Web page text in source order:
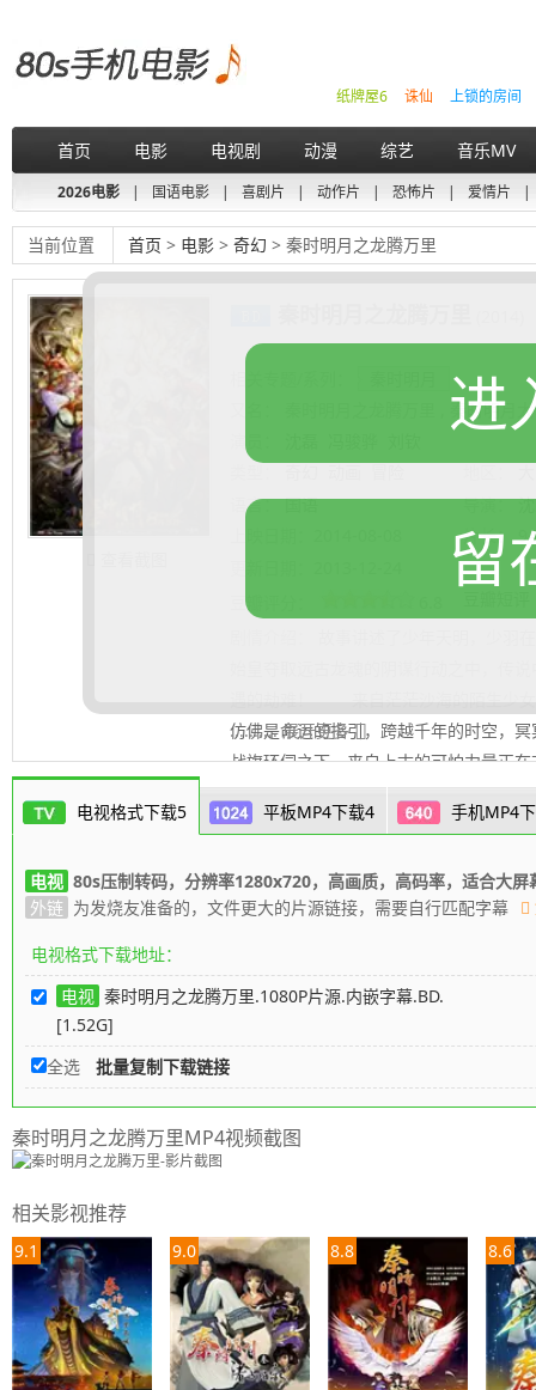
上锁的房间
诛仙
纸牌屋6
首页 电影 电视剧 动漫 综艺 音乐MV
2026电影 | 国语电影 | 喜剧片 | 动作片 | 恐怖片 | 爱情片 |
当前位置 首页 > 电影 > 奇幻 > 秦时明月之龙腾万里
秦时明月之龙腾万里 , 秦时明月
语言： 国语 导演：
片长：
豆瓣评分：
仿佛是命运的指引，跨越千年的时空
战旗环伺之下，来自上古的可怕力量正
否成功扭转乾坤，拯救天下苍生？ 这
且听《秦时明月大电影龙腾万里》为你
.......... 展开更多
电视格式下载5 平板MP4下载4 手机MP4
电视 80s压制转码，分辨率1280x720，高画质，高码率，适合大屏
外链 为发烧友准备的，文件更大的片源链接，需要自行匹配字幕
电视格式下载地址：
电视 秦时明月之龙腾万里.1080P片源.内嵌字幕.BD.
[1.52G]
全选
批量复制下载链接
秦时明月之龙腾万里MP4视频截图
相关影视推荐
9.1 9.0 8.8 8.6
进
留